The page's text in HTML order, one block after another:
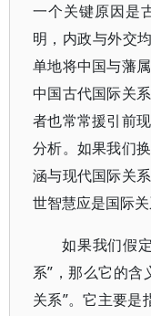
一个关键原因是
明，内政与外交
单地将中国与藩
中国古代国际关
者也常常援引前
分析。如果我们
涵与现代国际关
世智慧应是国际关
如果我们假
系”，那么它的含
关系”。它主要是